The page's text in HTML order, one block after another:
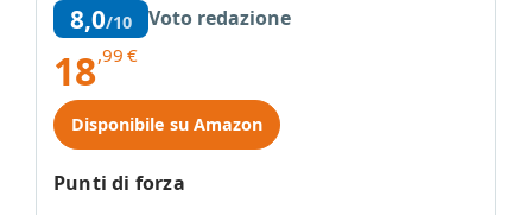
8,0/10 Voto redazione
18,99 €
Disponibile su Amazon
Punti di forza